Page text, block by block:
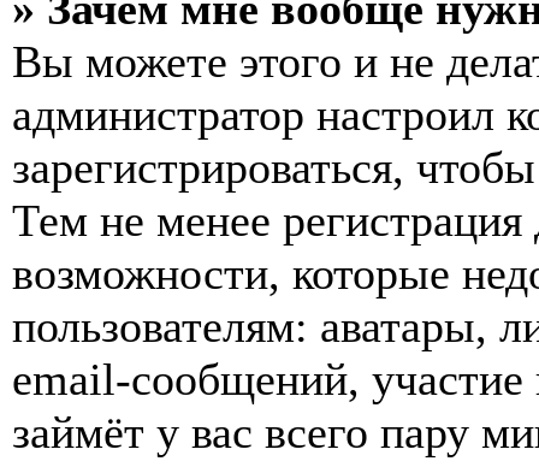
Вы можете этого и не
администратор
зарегистрироваться,
Тем не менее
возможности, которые
пользователям: аватары,
email-сообщений, участие
займёт у вас всего пару